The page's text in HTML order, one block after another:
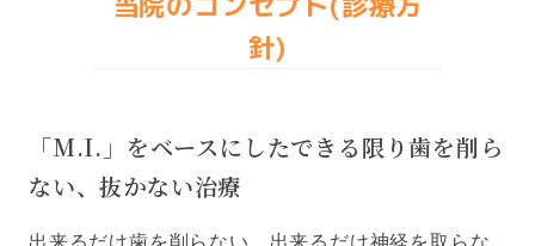
針)
「M.I.」をベースにしたできる限り歯を削ら
ない、抜かない治療
出来るだけ歯を削らない、出来るだけ神経を取らな